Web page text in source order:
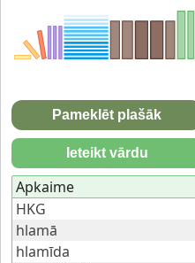
Pameklēt plašāk
Ieteikt vārdu
Apkaime
HKG
hlamā
hlamīda